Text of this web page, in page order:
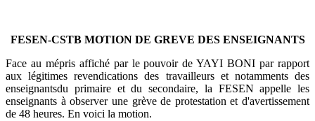
FESEN-CSTB MOTION DE GREVE DES ENSEIGNANTS
Face au mépris affiché par le pouvoir de YAYI BONI par rapport
aux légitimes revendications des travailleurs et notamments des
enseignantsdu primaire et du secondaire, la FESEN appelle les
enseignants à observer une grève de protestation et d'avertissement
de 48 heures. En voici la motion.